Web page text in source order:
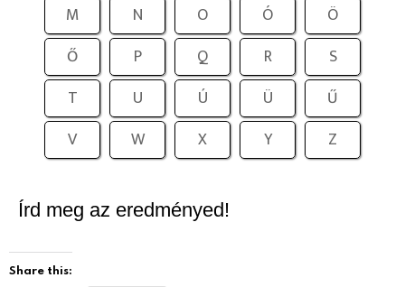
M
N O Ó
Ö
Ő
P Q R
S
T
U Ú Ü
Ű
V
W X Y Z
Írd meg az eredményed!
Share this: